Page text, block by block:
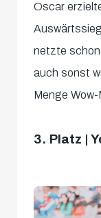
Oscar
netzte schon
auch sonst
Menge
3. Platz |